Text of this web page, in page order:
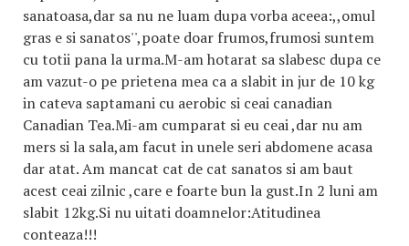
sanatoasa,dar sa nu ne luam dupa vorba aceea:,,omul
gras e si sanatos'',poate doar frumos,frumosi suntem
cu totii pana la urma.M-am hotarat sa slabesc dupa ce
am vazut-o pe prietena mea ca a slabit in jur de 10 kg
in cateva saptamani cu aerobic si ceai canadian
Canadian Tea.Mi-am cumparat si eu ceai ,dar nu am
mers si la sala,am facut in unele seri abdomene acasa
dar atat. Am mancat cat de cat sanatos si am baut
acest ceai zilnic ,care e foarte bun la gust.In 2 luni am
slabit 12kg.Si nu uitati doamnelor:Atitudinea
conteaza!!!